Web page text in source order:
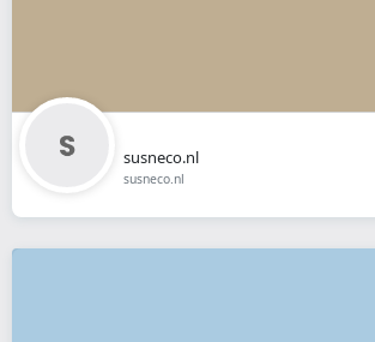
susneco.nl
susneco.nl